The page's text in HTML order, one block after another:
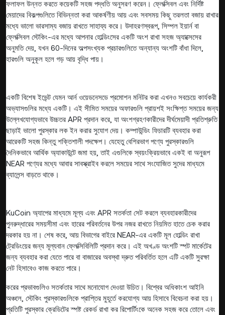
ফলাফল উন্নত করতে কয়েকটি সহজ পদ্ধতি অনুসরণ করেন। ফ্লেক্সিবল এবং নির্দিষ্ট
মেয়াদের বিকল্পগুলিতে বিভিন্নতা করা আকর্ষণীয় আয় এবং সবসময় কিছু তরলতা বজায় রাখার
মধ্যে ভালো ভারসাম্য বজায় রাখতে সাহায্য করে। উদাহরণস্বরূপ, সিম্পল ইয়ার্ন বা
ফ্লেক্সিবল স্টেকিং-এর মধ্যে আপনার হোল্ডিংসের একটি অংশ রাখা সহজ অ্যাক্সেসের
অনুমতি দেয়, যখন 60-দিনের অল্পসংখ্যক প্রচারগুলিতে অন্যান্য অংশটি বাঁধা দিলে,
হারগুলি অনুকূল হলে গড় আয় বৃদ্ধি পায়।
একটি বিশেষ ইভেন্ট যেমন আর্ন ওয়েডনেসডে প্রমোশন মনিটর করা এখনও সবচেয়ে কার্যকরী
অভ্যাসগুলির মধ্যে একটি। এই সীমিত সময়ের অফারগুলি প্রায়শই সংক্ষিপ্ত সময়ের জন্য
উল্লেখযোগ্যভাবে উচ্চতর APR প্রদান করে, যা অংশগ্রহণকারীদের দীর্ঘমেয়াদী প্রতিশ্রুতি
ছাড়াই ভালো পুরস্কার লক ইন করার সুযোগ দেয়। কম্পাউন্ডিং ফিচারটি ব্যবহার করা
আরেকটি সহজ কিন্তু শক্তিশালী পদক্ষেপ। যেহেতু বেশিরভাগ পণ্যে পুরস্কারগুলি
দৈনিকভাবে আর্থিক অ্যাকাউন্টে জমা হয়, তাই এগুলিকে স্বয়ংক্রিয়ভাবে একই বা অনুরূপ
NEAR পণ্যের মধ্যে আবার সাবস্ক্রাইব করলে সময়ের সাথে সংযোজিত সুদের মাধ্যমে
ব্যালেন্স বাড়তে থাকে।
KuCoin অ্যাপের মাধ্যমে মূল্য এবং APR সতর্কতা সেট করলে ব্যবহারকারীদের
পুনরুদ্ধারের সময়সীমা এবং হারের পরিবর্তনের উপর নজর রাখতে নিয়মিত হাতে চেক করার
দরকার হয় না। শেষ করে, আয় বিভাগের বাইরে NEAR-এর একটি মূল হোল্ডিং রাখা
ট্রেডিংয়ের জন্য মূল্যবান ফ্লেক্সিবিলিটি প্রদান করে। এই অখণ্ড অংশটি স্পট মার্কেটের
জন্য ব্যবহার করা যেতে পারে বা বাজারের অবস্থা দ্রুত পরিবর্তিত হলে এটি একটি সুরক্ষা
নেট হিসাবেও কাজ করতে পারে।
করের প্রভাবগুলিও সতর্কতার সাথে মনোযোগ দেওয়া উচিত। বিশ্বের অধিকাংশ আইনি
অঞ্চলে, স্টেকিং পুরস্কারগুলিকে প্রাপ্তির মুহূর্তে করযোগ্য আয় হিসাবে বিবেচনা করা হয়।
প্রতিটি পুরস্কার ক্রেডিটের স্পষ্ট রেকর্ড রাখা কর রিপোর্টিংকে অনেক সহজ করে তোলে এবং